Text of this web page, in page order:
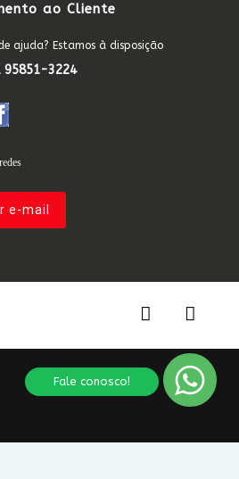
ao Cliente
ajuda? Estamos à disposição
95851-3224
e-mail
Fale conosco!